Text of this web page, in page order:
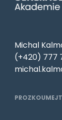
Michal
(+420) 777